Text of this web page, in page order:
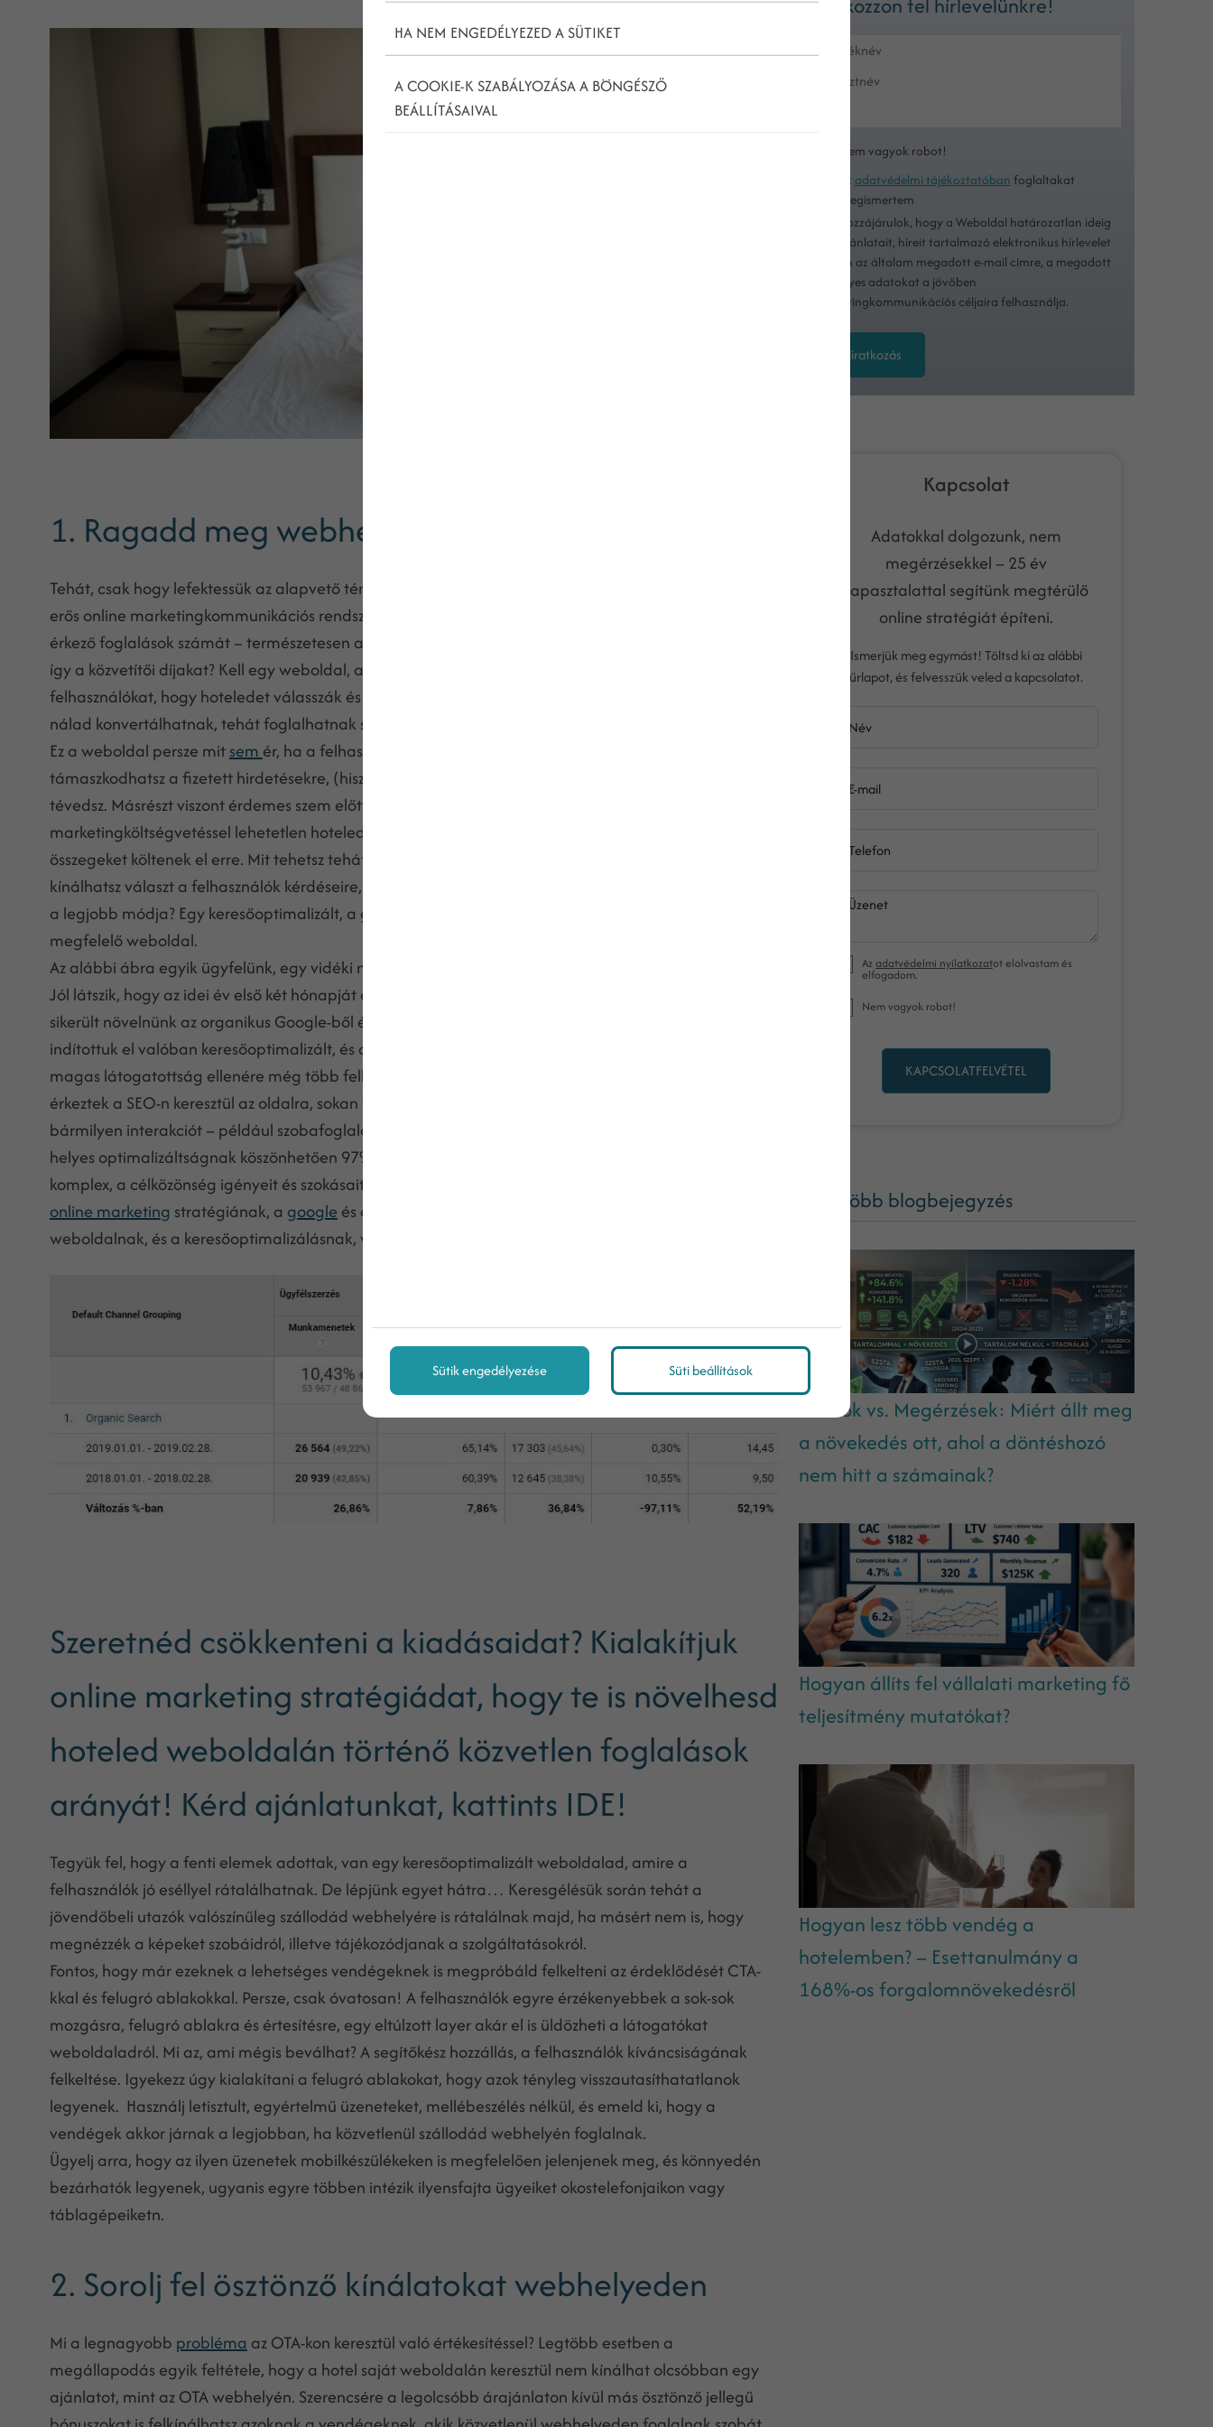
1. Ragadd meg webhelyed látogatóit
Tehát, csak hogy lefektessük az alapvető tényeket, mi szükséges ahhoz, hogy valamelyest – vagy egy
erős online marketingkommunikációs rendszerrel akár teljesen – lecsökkentsd az OTA-kon keresztül
érkező foglalások számát – természetesen a weboldaladon keresztüli foglalások megnövelésével –, és
így a közvetítői díjakat? Kell egy weboldal, ami a tiéd, amin keresztül nem csak hogy meggyőzheted a
felhasználókat, hogy hoteledet válasszák és ne egy konkurens szállodát, de ingyenesen, közvetlenül
nálad konvertálhatnak, tehát foglalhatnak szobát, vagy vehetik fel veled a kapcsolatot.
Ez a weboldal persze mitsem ér, ha a felhasználók nem találnak rá. Ha most arra gondolsz, hogy
támaszkodhatsz a fizetett hirdetésekre, (hiszen a
tévedsz. Másrészt viszont érdemes szem előtt tartani a tényt, miszerint egy kis, vagy közepes
marketingköltségvetéssel lehetetlen hoteled nevére lekörözni az OTA-k hirdetéseit, akik hihetetlen
összegeket költenek el erre. Mit tehetsz tehát? Kitűnhetsz napjaink elképesztő médiazajából, és
kínálhatsz választ a felhasználók kérdéseire, megoldást a problémáikra és igényeikre. Hogy ennek mi
a legjobb módja? Egy keresőoptimalizált, a google
megfelelő weboldal.
Az alábbi ábra egyik ügyfelünk, egy vidéki négycsillagos szálloda analitikai eredményeit prezentálja.
Jól látszik, hogy az idei év első két hónapját az előző év azonos időszakával összehasonlítva 26,86%-al
sikerült növelnünk az organikus Google-ből érkező forgalmat. Tavaly januárjában, hosszú munka után
indítottuk el valóban keresőoptimalizált, és a célcsoport elvárásainak is megfelelő weboldalukat. A
magas látogatottság ellenére még több felhasználót értünk el,és bár a tavalyi évben is sokan
érkeztek a SEO-n keresztül az oldalra, sokan vissza is fordultak arról anélkül, hogy a weboldalon
bármilyen interakciót – például szobafoglalás – végrehajtottak volna. Ezt a visszafordulási arányt a
helyes optimalizáltságnak köszönhetően 97%-al csökkentettük. Hogy minek az eredménye ez? Egy
komplex, a célközönség igényeit és szokásait figyelembe vévő, a célokat és elképzeléseket támogató
online marketing stratégiának, a google és a felhasználók elvárásainak egyaránt megfelelő
weboldalnak, és a keresőoptimalizálásnak, valamint az ahhoz kapcsolódó eszközöknek.
Szeretnéd csökkenteni a kiadásaidat? Kialakítjuk
online marketing stratégiádat, hogy te is növelhesd
hoteled weboldalán történő közvetlen foglalások
arányát! Kérd ajánlatunkat, kattints IDE!
Tegyük fel, hogy a fenti elemek adottak, van egy keresőoptimalizált weboldalad, amire a
felhasználók jó eséllyel rátalálhatnak. De lépjünk egyet hátra… Keresgélésük során tehát a
jövendőbeli utazók valószínűleg szállodád webhelyére is rátalálnak majd, ha másért nem is, hogy
megnézzék a képeket szobáidról, illetve tájékozódjanak a szolgáltatásokról.
Fontos, hogy már ezeknek a lehetséges vendégeknek is megpróbáld felkelteni az érdeklődését CTA-
kkal és felugró ablakokkal. Persze, csak óvatosan! A felhasználók egyre érzékenyebbek a sok-sok
mozgásra, felugró ablakra és értesítésre, egy eltúlzott layer akár el is üldözheti a látogatókat
weboldaladról. Mi az, ami mégis beválhat? A segítőkész hozzállás, a felhasználók kíváncsiságának
felkeltése. Igyekezz úgy kialakítani a felugró ablakokat, hogy azok tényleg visszautasíthatatlanok
legyenek. Használj letisztult, egyértelmű üzeneteket, mellébeszélés nélkül, és emeld ki, hogy a
vendégek akkor járnak a legjobban, ha közvetlenül szállodád webhelyén foglalnak.
Ügyelj arra, hogy az ilyen üzenetek mobilkészülékeken is megfelelően jelenjenek meg, és könnyedén
bezárhatók legyenek, ugyanis egyre többen intézik ilyensfajta ügyeiket okostelefonjaikon vagy
táblagépeiketn.
2. Sorolj fel ösztönző kínálatokat webhelyeden
Mi a legnagyobb problémaaz OTA-kon keresztül való értékesítéssel? Legtöbb esetben a
megállapodás egyik feltétele, hogy a hotel saját weboldalán keresztül nem kínálhat olcsóbban egy
ajánlatot, mint az OTA webhelyén. Szerencsére a legolcsóbb árajánlaton kívül más ösztönző jellegű
Nem vagyok robot!
Az adatvédelmi tájékoztatóban foglaltakat
megismertem
Hozzájárulok, hogy a Weboldal határozatlan ideig
ajánlatait, híreit tartalmazó elektronikus hírlevelet
küldjön az általam megadott e-mail címre, a megadott
személyes adatokat a jövőben
marketingkommunikációs céljaira felhasználja.
Feliratkozás
Kapcsolat
Adatokkal dolgozunk, nem
megérzésekkel – 25 év
tapasztalattal segítünk megtérülő
online stratégiát építeni.
Ismerjük meg egymást! Töltsd ki az alábbi
űrlapot, és felvesszük veled a kapcsolatot.
Név
E-mail
Telefon
Üzenet
Azadatvédelmi nyilatkozatot elolvastam és
elfogadom.
Nem vagyok robot!
KAPCSOLATFELVÉTEL
Még több blogbejegyzés
Adatok vs. Megérzések: Miért állt meg
a növekedés ott, ahol a döntéshozó
nem hitt a számainak?
Hogyan állíts fel vállalati marketing fő
teljesítmény mutatókat?
Hogyan lesz több vendég a
hotelemben? – Esettanulmány a
168%-os forgalomnövekedésről
HA NEM ENGEDÉLYEZED A SÜTIKET
A COOKIE-K SZABÁLYOZÁSA A BÖNGÉSZŐ
BEÁLLÍTÁSAIVAL
Sütik engedélyezése Süti beállítások